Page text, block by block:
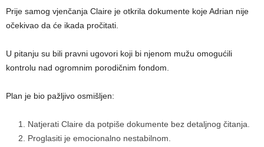
Prije samog vjenčanja Claire je otkrila dokumente koje Adrian nije
očekivao da će ikada pročitati.
U pitanju su bili pravni ugovori koji bi njenom mužu omogućili
kontrolu nad ogromnim porodičnim fondom.
Plan je bio pažljivo osmišljen:
Natjerati Claire da potpiše dokumente bez detaljnog čitanja.
Proglasiti je emocionalno nestabilnom.